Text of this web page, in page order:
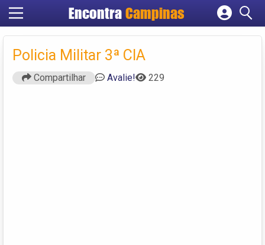
Encontra Campinas
Cadastrar empresa
Criar conta
Policia Militar 3ª CIA
Compartilhar Avalie! 229